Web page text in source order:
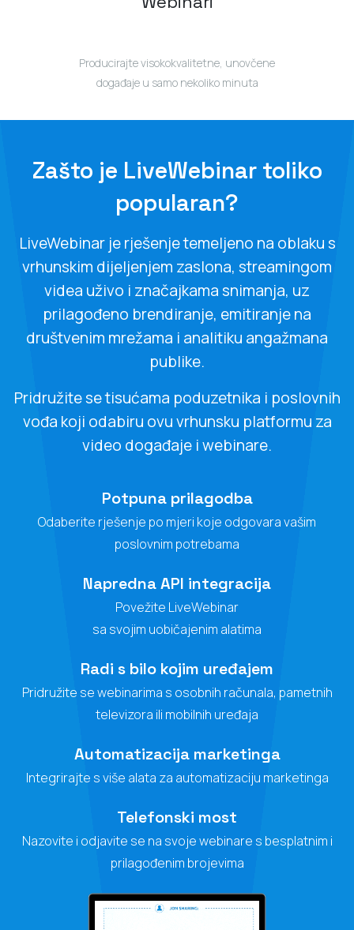
Producirajte visokokvalitetne, unovčene
događaje u samo nekoliko minuta
Zašto je LiveWebinar toliko
popularan?
LiveWebinar je rješenje temeljeno na oblaku s
vrhunskim dijeljenjem zaslona, streamingom
videa uživo i značajkama snimanja, uz
prilagođeno brendiranje, emitiranje na
društvenim mrežama i analitiku angažmana
publike.
Pridružite se tisućama poduzetnika i poslovnih
vođa koji odabiru ovu vrhunsku platformu za
video događaje i webinare.
Potpuna prilagodba
Odaberite rješenje po mjeri koje odgovara vašim
poslovnim potrebama
Napredna API integracija
Povežite LiveWebinar
sa svojim uobičajenim alatima
Radi s bilo kojim uređajem
Pridružite se webinarima s osobnih računala, pametnih
televizora ili mobilnih uređaja
Automatizacija marketinga
Integrirajte s više alata za automatizaciju marketinga
Telefonski most
Nazovite i odjavite se na svoje webinare s besplatnim i
prilagođenim brojevima